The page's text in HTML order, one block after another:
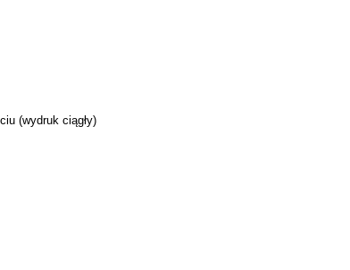
(wydruk ciągły)